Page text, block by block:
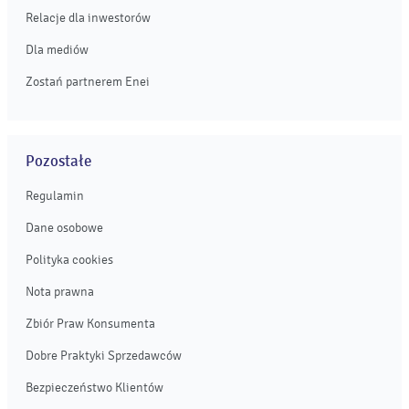
Relacje dla inwestorów
Dla mediów
Zostań partnerem Enei
Pozostałe
Regulamin
Dane osobowe
Polityka cookies
Nota prawna
Zbiór Praw Konsumenta
Dobre Praktyki Sprzedawców
Bezpieczeństwo Klientów